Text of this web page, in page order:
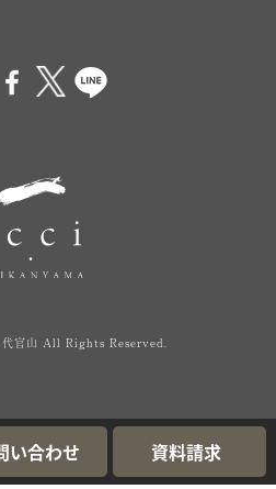
い合わせ 資料請求
官山 All Rights Reserved.